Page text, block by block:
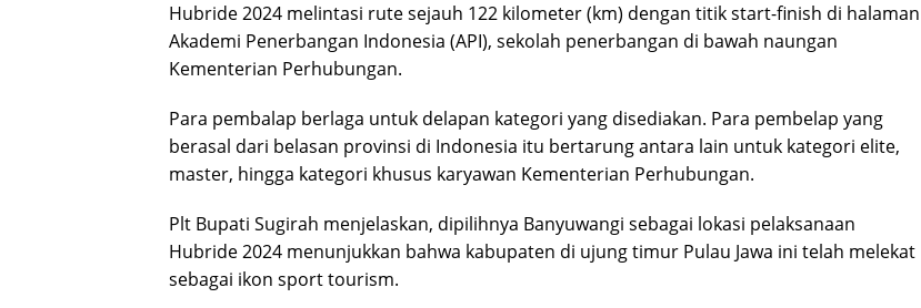
Hubride 2024 melintasi rute sejauh 122 kilometer (km) dengan titik start-finish di halaman
Akademi Penerbangan Indonesia (API), sekolah penerbangan di bawah naungan
Kementerian Perhubungan.
Para pembalap berlaga untuk delapan kategori yang disediakan. Para pembelap yang
berasal dari belasan provinsi di Indonesia itu bertarung antara lain untuk kategori elite,
master, hingga kategori khusus karyawan Kementerian Perhubungan.
Plt Bupati Sugirah menjelaskan, dipilihnya Banyuwangi sebagai lokasi pelaksanaan
Hubride 2024 menunjukkan bahwa kabupaten di ujung timur Pulau Jawa ini telah melekat
sebagai ikon sport tourism.